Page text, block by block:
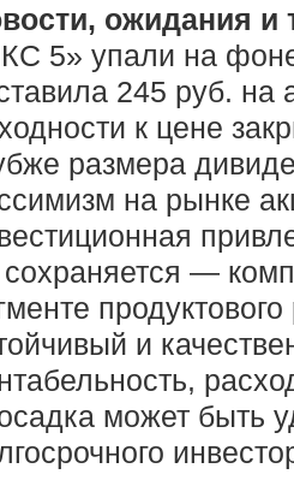
ожидания и
5» упали на
245 руб. на
к цене
размера
на рынке
—
и
может быть